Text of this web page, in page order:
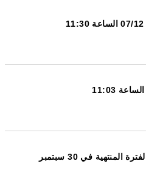
في 30 سبتمبر